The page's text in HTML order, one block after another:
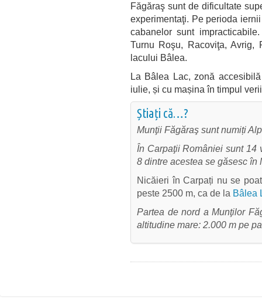
Făgăraş sunt de dificultate
experimentaţi. Pe perioda
cabanelor sunt
Turnu Roşu, Racoviţa,
lacului Bâlea.
La Bâlea Lac, zonă
iulie, și cu mașina în timpul
Știați că…?
Munţii Făgăraş sunt numiți
În Carpaţii României sunt 14
8 dintre acestea se găsesc în
Nicăieri în Carpați nu se
peste 2500 m, ca de la Bâlea
Partea de nord a Munţilor
altitudine mare: 2.000 m pe